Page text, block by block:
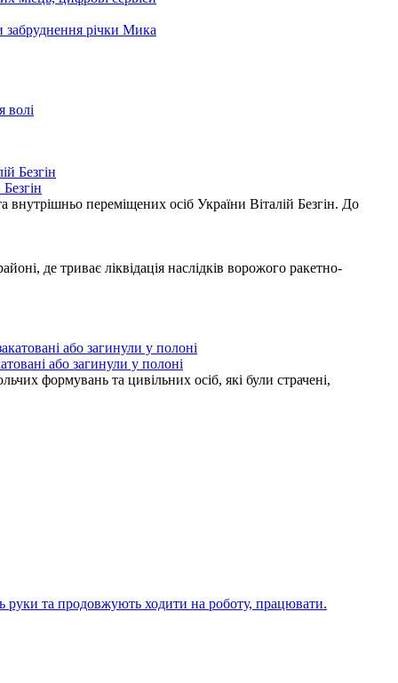
забруднення річки Мика
волі
переміщених осіб України Віталій Безгін. До
де триває ліквідація наслідків ворожого ракетно-
або загинули у полоні
формувань та цивільних осіб, які були страчені,
руки та продовжують ходити на роботу, працювати.